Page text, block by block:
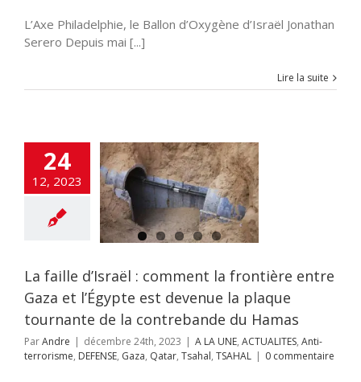
L’Axe Philadelphie, le Ballon d’Oxygène d’Israël Jonathan
Serero Depuis mai [...]
Lire la suite
24
12, 2023
la frontière
et l’Égypte
la plaque
de la
du
Qatar Tsahal
La faille d’Israël : comment la frontière entre
Gaza et l’Égypte est devenue la plaque
tournante de la contrebande du Hamas
ParAndre | décembre 24th, 2023 | A LA UNE, ACTUALITES, Anti-
terrorisme, DEFENSE, Gaza, Qatar, Tsahal, TSAHAL | 0 commentaire